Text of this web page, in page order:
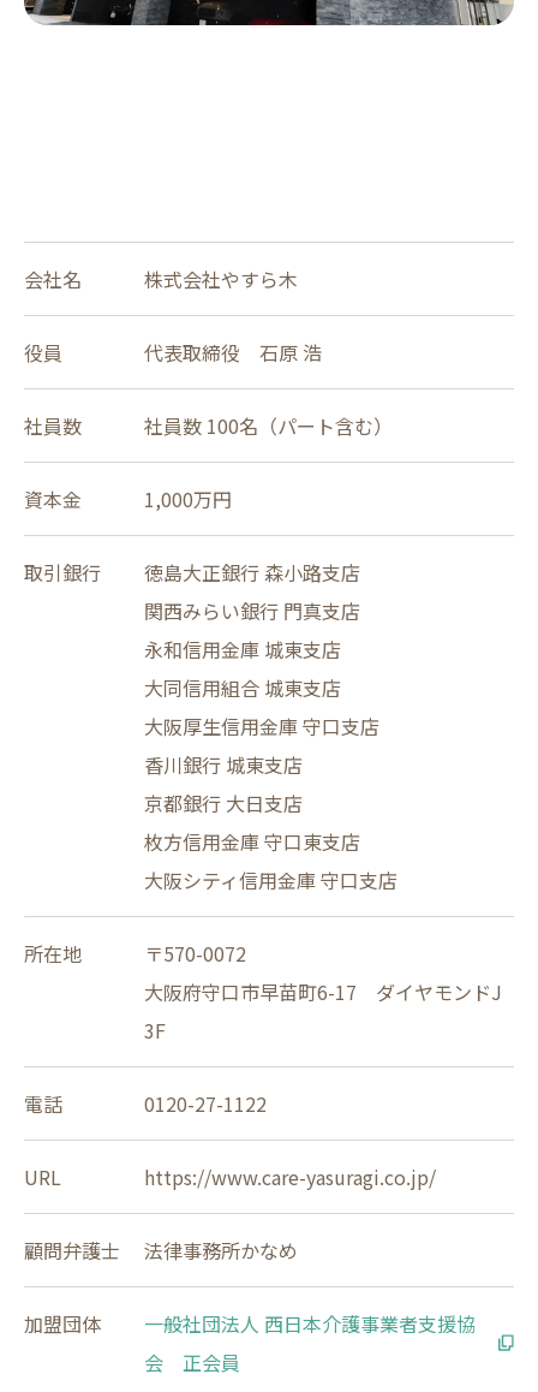
会社名 株式会社やすら木
役員 代表取締役 石原 浩
社員数 社員数 100名（パート含む）
資本金 1,000万円
取引銀行
徳島大正銀行 森小路支店
関西みらい銀行 門真支店
永和信用金庫 城東支店
大同信用組合 城東支店
大阪厚生信用金庫 守口支店
香川銀行 城東支店
京都銀行 大日支店
枚方信用金庫 守口東支店
大阪シティ信用金庫 守口支店
所在地
〒570-0072
大阪府守口市早苗町6-17 ダイヤモンドJ
3F
電話 0120-27-1122
URL https://www.care-yasuragi.co.jp/
顧問弁護士 法律事務所かなめ
加盟団体
一般社団法人 西日本介護事業者支援協
会 正会員